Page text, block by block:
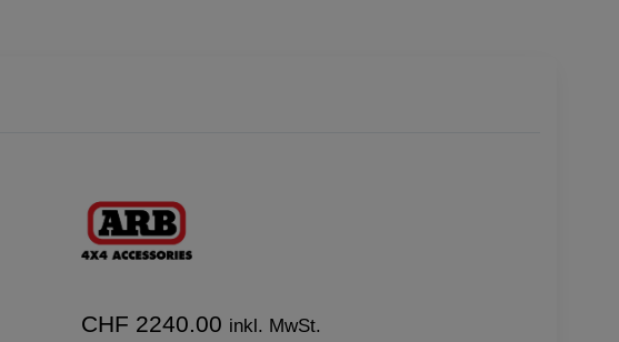
CHF 2240.00 inkl. MwSt.